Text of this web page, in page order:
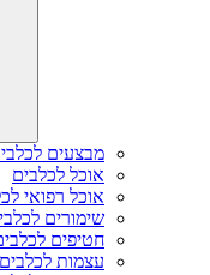
מבצעים
אוכל לכלבים
אוכל רפואי
שימורים
חטיפים
עצמות לכלבים